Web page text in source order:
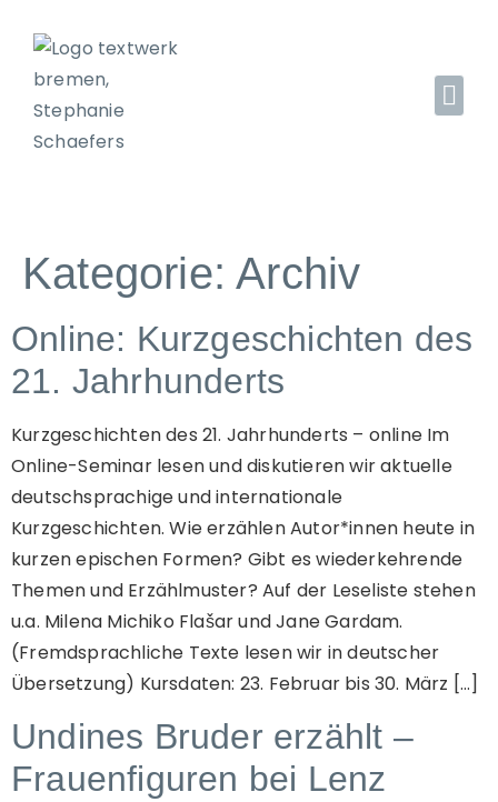
Kategorie:Archiv
Online: Kurzgeschichten des
21. Jahrhunderts
Kurzgeschichten des 21. Jahrhunderts – online Im
Online-Seminar lesen und diskutieren wir aktuelle
deutschsprachige und internationale
Kurzgeschichten. Wie erzählen Autor*innen heute in
kurzen epischen Formen? Gibt es wiederkehrende
Themen und Erzählmuster? Auf der Leseliste stehen
u.a. Milena Michiko Flašar und Jane Gardam.
(Fremdsprachliche Texte lesen wir in deutscher
Übersetzung) Kursdaten: 23. Februar bis 30. März […]
Undines Bruder erzählt –
Frauenfiguren bei Lenz